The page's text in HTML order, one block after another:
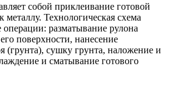
собой приклеивание готовой
Технологическая схема
разматывание рулона
поверхности, нанесение
(грунта), сушку грунта, наложение и
и сматывание готового